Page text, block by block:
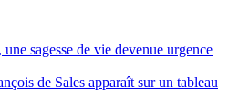
sagesse de vie devenue urgence
de Sales apparaît sur un tableau